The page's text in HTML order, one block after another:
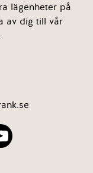
lägenheter på
av dig till vår